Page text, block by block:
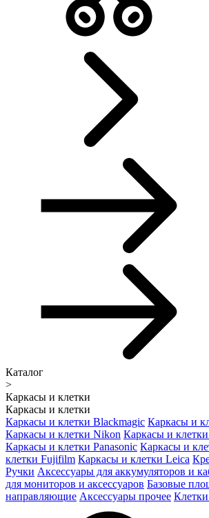
Каталог
>
Каркасы и клетки
Каркасы и клетки
Каркасы и клетки Blackmagic Каркасы и
Каркасы и клетки Nikon Каркасы и
Каркасы и клетки Panasonic Каркасы и
клетки Fujifilm Каркасы и клетки Leica
Ручки Аксессуары для аккумуляторов и
для мониторов и аксессуаров Базовые
направляющие Аксессуары прочее